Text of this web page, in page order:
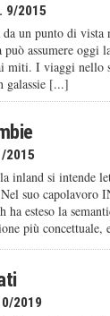
9/2015
da un punto di
può assumere oggi
miti. I viaggi nello
galassie [...]
2015
inland si intende
suo capolavoro
ha esteso la
più concettuale,
2019